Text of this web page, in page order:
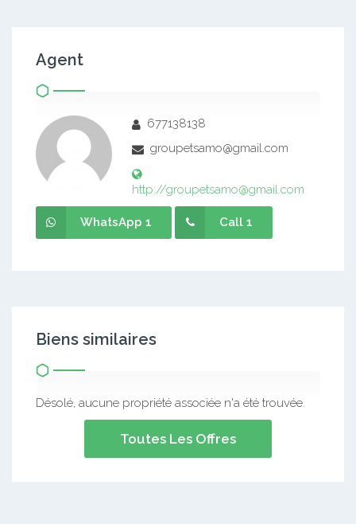
Agent
677138138
groupetsamo@gmail.com
http://groupetsamo@gmail.com
WhatsApp 1 Call 1
Biens similaires
Désolé, aucune propriété associée n'a été trouvée.
Toutes Les Offres